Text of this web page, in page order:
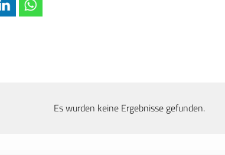
Es wurden keine Ergebnisse gefunden.